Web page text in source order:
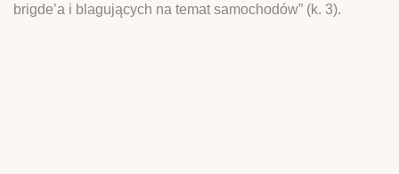
brigde’a i blagujących na temat samochodów” (k. 3).